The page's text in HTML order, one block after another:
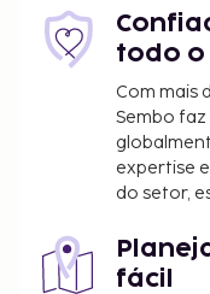
continentais
mediante uma
Tarifa de
por adulto e 200 INR por criança (valores
aproximados)
A lista anterior
os depósitos
sujeitos a alterações.
todo o
Com mais
Sembo
expertise
do setor,
fácil